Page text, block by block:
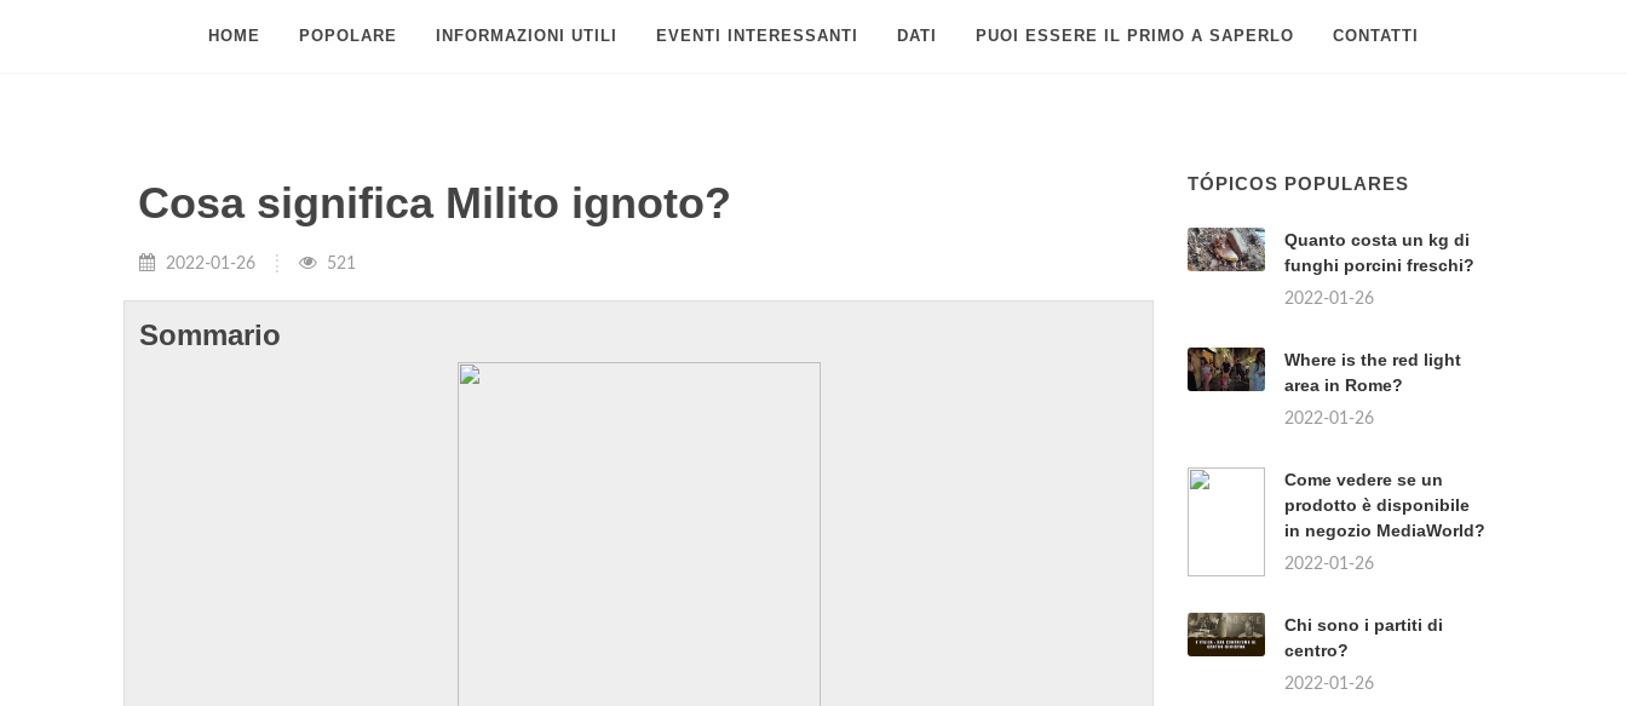
HOME POPOLARE INFORMAZIONI UTILI EVENTI INTERESSANTI DATI PUOI ESSERE IL PRIMO A SAPERLO CONTATTI
Cosa significa Milito ignoto?
2022-01-26 521
Sommario
TÓPICOS POPULARES
Quanto costa un kg di
funghi porcini freschi?
2022-01-26
Where is the red light
area in Rome?
2022-01-26
Come vedere se un
prodotto è disponibile
in negozio MediaWorld?
2022-01-26
Chi sono i partiti di
centro?
2022-01-26